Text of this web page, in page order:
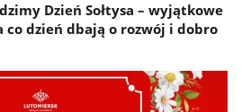
Dzień Sołtysa – wyjątkowe
dzień dbają o rozwój i dobro